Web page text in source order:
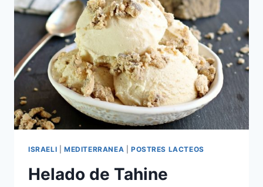
ISRAELI MEDITERRANEA POSTRES LACTEOS
Helado de Tahine